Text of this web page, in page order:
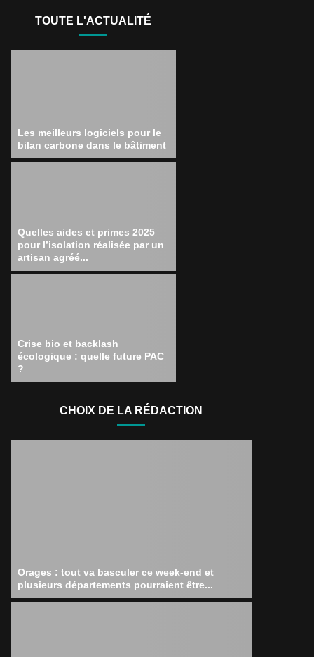
TOUTE L'ACTUALITÉ
Les meilleurs logiciels pour le
bilan carbone dans le bâtiment
Quelles aides et primes 2025
pour l’isolation réalisée par un
artisan agréé...
Crise bio et backlash
écologique : quelle future PAC
?
CHOIX DE LA RÉDACTION
Orages : tout va basculer ce week-end et
plusieurs départements pourraient être...